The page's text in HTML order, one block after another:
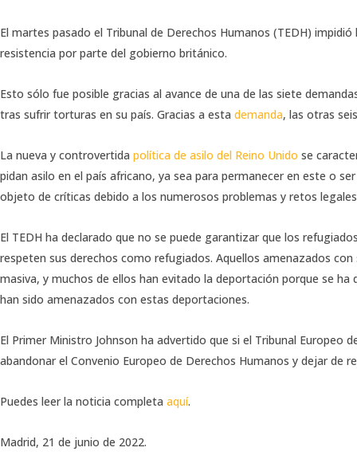
El martes pasado el Tribunal de Derechos Humanos (TEDH)
resistencia por parte del gobierno británico.
Esto sólo fue posible gracias al avance de una de las siete
tras sufrir torturas en su país. Gracias a esta demanda, las otras
La nueva y controvertida política de asilo del Reino Unido se
pidan asilo en el país africano, ya sea para permanecer en este o
objeto de críticas debido a los numerosos problemas y retos
El TEDH ha declarado que no se puede garantizar que los
respeten sus derechos como refugiados. Aquellos amenazados
masiva, y muchos de ellos han evitado la deportación porque se
han sido amenazados con estas deportaciones.
El Primer Ministro Johnson ha advertido que si el Tribunal Europeo
abandonar el Convenio Europeo de Derechos Humanos y dejar de
Puedes leer la noticia completa aquí.
Madrid, 21 de junio de 2022.